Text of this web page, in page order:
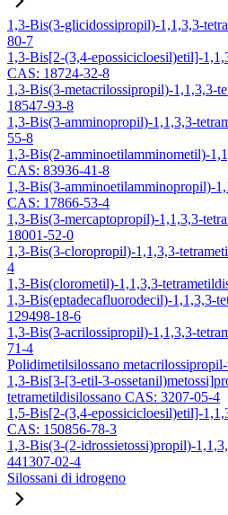
1,3-Bis(3-glicidossipropil)-1,1,3,3-
80-7
1,3-Bis[2-(3,4-epossicicloesil)etil]-
CAS: 18724-32-8
1,3-Bis(3-metacrilossipropil)-1,1,3,3-
18547-93-8
1,3-Bis(3-amminopropil)-1,1,3,3-
55-8
1,3-Bis(2-amminoetilamminometil)-
CAS: 83936-41-8
1,3-Bis(3-amminoetilamminopropil)-
CAS: 17866-53-4
1,3-Bis(3-mercaptopropil)-1,1,3,3-
18001-52-0
1,3-Bis(3-cloropropil)-1,1,3,3-
4
1,3-Bis(clorometil)-1,1,3,3-
1,3-Bis(eptadecafluorodecil)-1,1,3,3-
129498-18-6
1,3-Bis(3-acrilossipropil)-1,1,3,3-
71-4
Polidimetilsilossano
1,3-Bis[3-[3-etil-3-
tetrametildisilossano CAS: 3207-05-4
1,5-Bis[2-(3,4-epossicicloesil)etil]-
CAS: 150856-78-3
1,3-Bis(3-(2-idrossietossi)propil)-
441307-02-4
Silossani di idrogeno